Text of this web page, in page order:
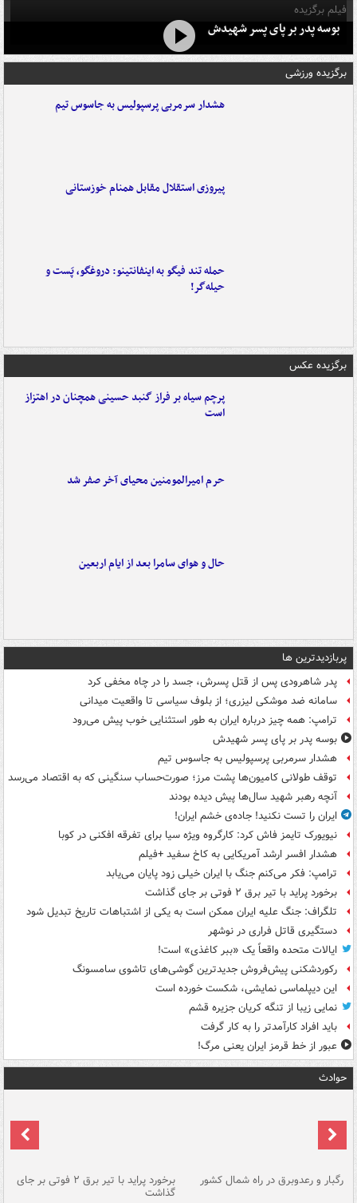
فیلم برگزیده
بوسه‌ پدر بر پای پسر شهیدش
برگزیده ورزشی
هشدار سرمربی پرسپولیس به جاسوس تیم
پیروزی استقلال مقابل همنام خوزستانی
حمله تند فیگو به اینفانتینو: دروغگو، پَست‌ و
حیله‌گر!
برگزیده عکس
پرچم سیاه بر فراز گنبد حسینی همچنان در اهتزاز
است
حرم امیرالمومنین محیای آخر صفر شد
حال و هوای سامرا بعد از ایام اربعین
پربازدیدترین ها
پدر شاهرودی پس از قتل پسرش، جسد را در چاه مخفی کرد
سامانه ضد موشکی لیزری؛ از بلوف سیاسی تا واقعیت میدانی
ترامپ: همه چیز درباره ایران به طور استثنایی خوب پیش می‌رود
بوسه‌ پدر بر پای پسر شهیدش
هشدار سرمربی پرسپولیس به جاسوس تیم
توقف طولانی کامیون‌ها پشت مرز؛ صورت‌حساب سنگینی که به اقتصاد می‌رسد
آنچه رهبر شهید سال‌ها پیش دیده بودند
ایران را تست نکنید! جاده‌ی خشم ایران!
نیویورک تایمز فاش کرد: کارگروه ویژه سیا برای تفرقه افکنی در کوبا
هشدار افسر ارشد آمریکایی به کاخ سفید +فیلم
ترامپ: فکر می‌کنم جنگ با ایران خیلی زود پایان می‌یابد
برخورد پراید با تیر برق ۲ فوتی بر جای گذاشت
تلگراف: جنگ علیه ایران ممکن است به یکی از اشتباهات تاریخ تبدیل شود
دستگیری قاتل فراری در نوشهر
ایالات متحده واقعاً یک «ببر کاغذی» است!
رکوردشکنی پیش‌فروش جدیدترین گوشی‌های تاشوی سامسونگ
این دیپلماسی نمایشی، شکست خورده است
نمایی زیبا از تنگه کریان جزیره قشم
باید افراد کارآمدتر را به کار گرفت
عبور از خط قرمز ایران یعنی مرگ!
حوادث
رگبار و رعدوبرق در راه شمال کشور برخورد پراید با تیر برق ۲ فوتی بر جای
گذاشت